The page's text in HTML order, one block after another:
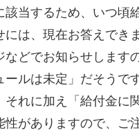
当するため、いつ頃
は、現在お答えでき
どでお知らせします
ルは未定」だそうで
れに加え「給付金に
がありますので、ご